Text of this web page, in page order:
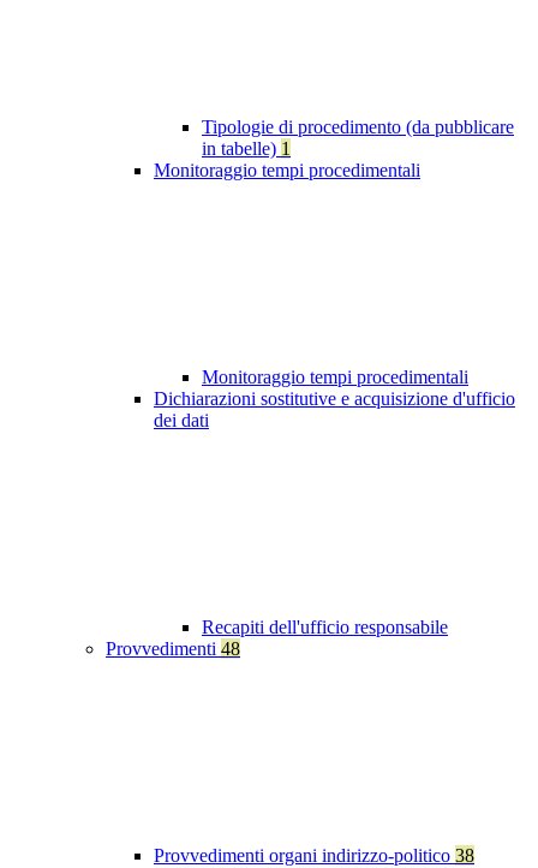
Tipologie di procedimento (da pubblicare
in tabelle) 1
Monitoraggio tempi procedimentali
Monitoraggio tempi procedimentali
Dichiarazioni sostitutive e acquisizione d'ufficio
dei dati
Recapiti dell'ufficio responsabile
Provvedimenti 48
Provvedimenti organi indirizzo-politico 38